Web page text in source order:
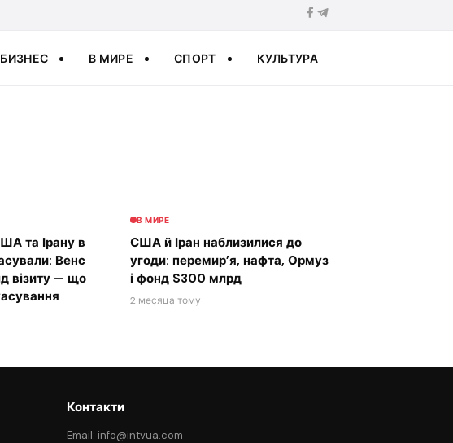
БИЗНЕС В МИРЕ СПОРТ КУЛЬТУРА
та Ірану в
Венс
візиту — що
В МИРЕ
США й Іран наблизилися до
угоди: перемир’я, нафта, Ормуз
і фонд $300 млрд
2 месяца тому
Контакти
Email: info@intvua.com